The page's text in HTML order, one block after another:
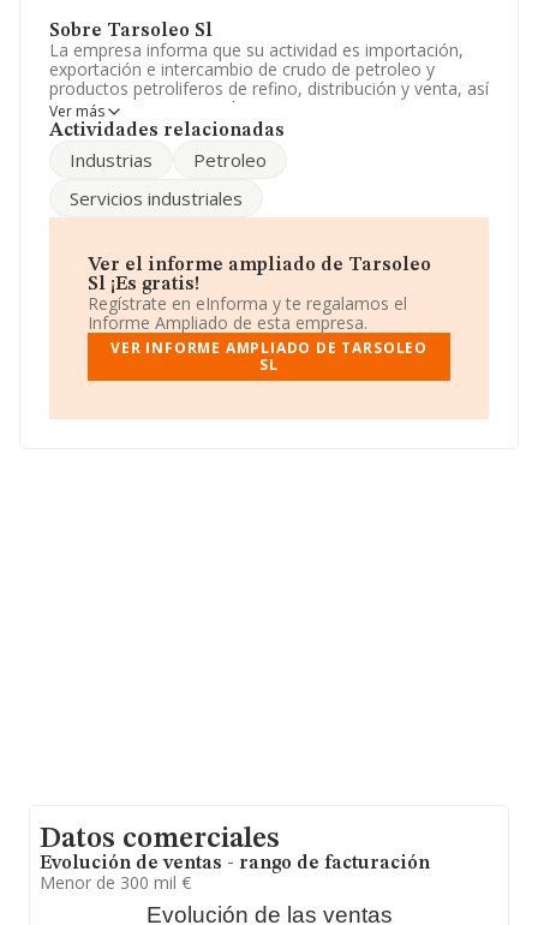
Sobre Tarsoleo Sl
La empresa informa que su actividad es importación,
exportación e intercambio de crudo de petroleo y
productos petroliferos de refino, distribución y venta, así
como su transporte y almacenamiento.. La empresa
está registrada como Sociedad Limitada. Su CNAE
comercio de productos diversos'. La sociedad no tiene
La sociedad españolaTarsoleo S.L, NIF B85667665, se
Majadahonda, Madrid.
Con los datos a disposición de INFORMA sobre 35.522
empresas pertenecientes al sector, la facturación en el
ámbito nacional alcanza los 14.930 millones de euros y
en 2023 la media de facturación de ventas entre todas
las compañías alcanza los 420 mil euros. Respecto a la
base de datos INFORMA constan 8469 empresas, con
Ver más
Actividades relacionadas
Industrias
Petroleo
Servicios industriales
Ver el informe ampliado de Tarsoleo
Sl ¡Es gratis!
Regístrate en eInforma y te regalamos el
Informe Ampliado de esta empresa.
VER INFORME AMPLIADO DE TARSOLEO
SL
Datos comerciales
Evolución de ventas - rango de facturación
Menor de 300 mil €
Evolución de las ventas